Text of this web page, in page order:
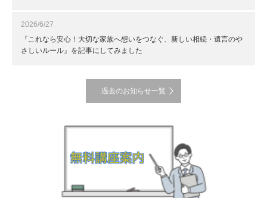
2026/6/27
『これなら安心！大切な家族へ想いをつなぐ、新しい相続・遺言のや
さしいルール』を記事にしてみました
過去のお知らせ一覧